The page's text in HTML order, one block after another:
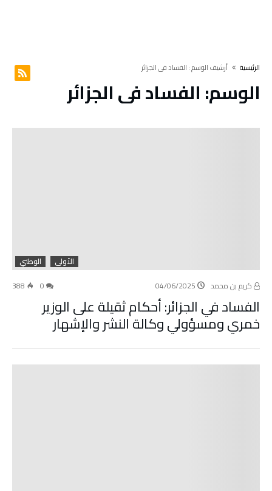
‫الرئيسية‬ ‫أرشيف الوسم :‬ الفساد في الجزائر
الوسم:الفساد في الجزائر
الأولى
الوطني
كريم بن محمد
04/06/2025
388
الفساد في الجزائر: أحكام ثقيلة على الوزير
خمري ومسؤولي وكالة النشر والإشهار